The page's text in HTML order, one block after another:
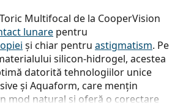
Multifocal de la CooperVision
lunare pentru
și chiar pentru astigmatism. Pe
silicon-hidrogel, acestea
datorită tehnologiilor unice
și Aquaform, care mențin
mod natural și oferă o corectare